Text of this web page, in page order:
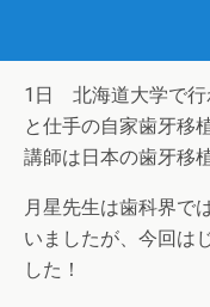
1日 北海道大学で行
と仕手の自家歯牙移
講師は日本の歯牙移
月星先生は歯科界で
いましたが、今回は
した！